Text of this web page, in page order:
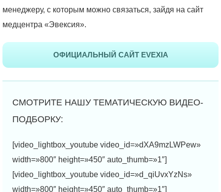
менеджеру, с которым можно связаться, зайдя на сайт
медцентра «Эвексия».
ОФИЦИАЛЬНЫЙ САЙТ EVEXIA
[video_lightbox_youtube video_id=»dXA9mzLWPew»
width=»800″ height=»450″ auto_thumb=»1″]
[video_lightbox_youtube video_id=»d_qiUvxYzNs»
width=»800″ height=»450″ auto_thumb=»1″]